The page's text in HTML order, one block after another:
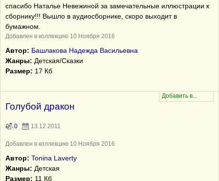
спасибо Наталье Невежиной за замечательные иллюстрации к
сборнику!!! Вышло в аудиосборнике, скоро выходит в
бумажном.
Добавлен в коллекцию 10 Ноября 2016
Автор: Башлакова Надежда Васильевна
Жанры: Детская/Сказки
Размер: 17 Кб
Голубой дракон
0 13.12.2011
Добавлен в коллекцию 10 Ноября 2016
Автор: Tonina Laverty
Жанры: Детская
Размер: 11 Кб